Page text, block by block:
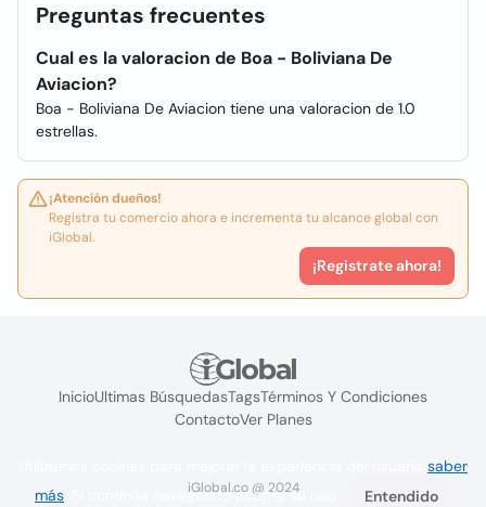
Preguntas frecuentes
Cual es la valoracion de Boa - Boliviana De
Aviacion?
Boa - Boliviana De Aviacion tiene una valoracion de 1.0
estrellas.
¡Atención dueños!
Registra tu comercio ahora e incrementa tu alcance global con
iGlobal.
¡Registrate ahora!
InicioUltimas BúsquedasTagsTérminos Y Condiciones
ContactoVer Planes
iGlobal.co @ 2024
saber
más . Si continúa navegando acepta su uso. Entendido